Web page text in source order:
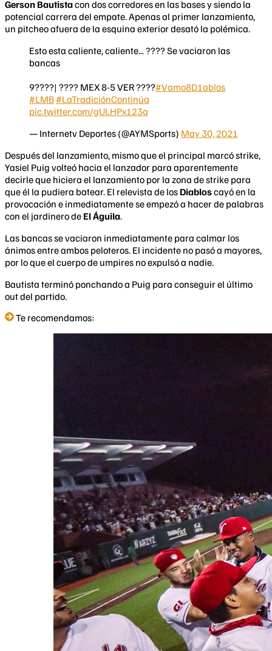
Gerson Bautistacon dos corredores en las bases y siendo la
potencial carrera del empate. Apenas al primer lanzamiento,
un pitcheo afuera de la esquina exterior desató la polémica.
Esto esta caliente, caliente... ???? Se vaciaron las
bancas
9????| ???? MEX 8-5 VER ????#Vamo8D1ablos
#LMB #LaTradiciónContinúa
pic.twitter.com/gULHPx123q
— Internetv Deportes (@AYMSports) May 30, 2021
Después del lanzamiento, mismo que el principal marcó strike,
Yasiel Puig volteó hacia el lanzador para aparentemente
decirle que hiciera el lanzamiento por la zona de strike para
que él la pudiera batear. El relevista de los Diabloscayó en la
provocación e inmediatamente se empezó a hacer de palabras
con el jardinero de El Águila.
Las bancas se vaciaron inmediatamente para calmar los
ánimos entre ambos peloteros. El incidente no pasó a mayores,
por lo que el cuerpo de umpires no expulsó a nadie.
Bautista terminó ponchando a Puig para conseguir el último
out del partido.
Te recomendamos: